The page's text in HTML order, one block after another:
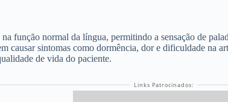
função normal da língua, permitindo a sensação de
causar sintomas como dormência, dor e dificuldade na
de vida do paciente.